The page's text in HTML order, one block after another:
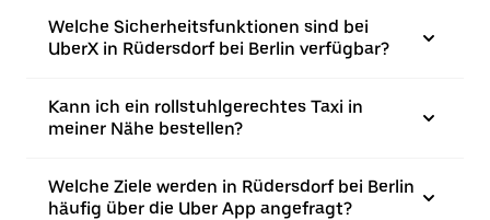
Welche Sicherheitsfunktionen sind bei
UberX in Rüdersdorf bei Berlin verfügbar?
Kann ich ein rollstuhlgerechtes Taxi in
meiner Nähe bestellen?
Welche Ziele werden in Rüdersdorf bei Berlin
häufig über die Uber App angefragt?